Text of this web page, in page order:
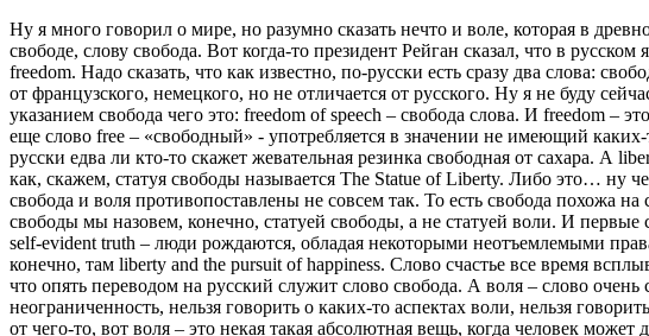
Ну я много говорил о мире, но разумно сказать нечто и воле, которая в
свободе, слову свобода. Вот когда-то президент Рейган сказал, что в
freedom. Надо сказать, что как известно, по-русски есть сразу два слова:
от французского, немецкого, но не отличается от русского. Ну я не буду
указанием свобода чего это: freedom of speech – свобода слова. И freedom –
еще слово free – «свободный» - употребляется в значении не имеющий
русски едва ли кто-то скажет жевательная резинка свободная от сахара. А
как, скажем, статуя свободы называется The Statue of Liberty. Либо это… ну
свобода и воля противопоставлены не совсем так. То есть свобода похожа
свободы мы назовем, конечно, статуей свободы, а не статуей воли. И
self-evident truth – люди рождаются, обладая некоторыми неотъемлемыми
конечно, там liberty and the pursuit of happiness. Слово счастье все время
что опять переводом на русский служит слово свобода. А воля – слово
неограниченность, нельзя говорить о каких-то аспектах воли, нельзя
от чего-то, вот воля – это некая такая абсолютная вещь, когда человек